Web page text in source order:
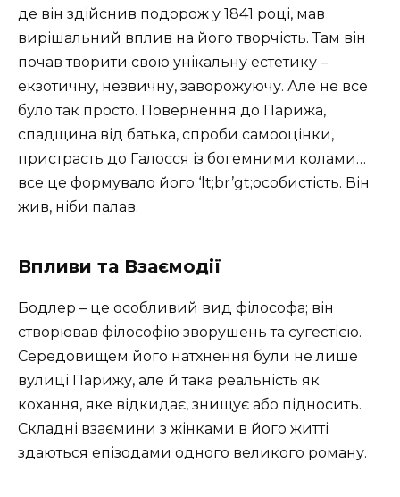
де він здійснив подорож у 1841 році, мав
вирішальний вплив на його творчість. Там він
почав творити свою унікальну естетику –
екзотичну, незвичну, заворожуючу. Але не все
було так просто. Повернення до Парижа,
спадщина від батька, спроби самооцінки,
пристрасть до Галосся із богемними колами…
все це формувало його ‘lt;br’gt;особистість. Він
жив, ніби палав.
Впливи та Взаємодії
Бодлер – це особливий вид філософа; він
створював філософію зворушень та сугестією.
Середовищем його натхнення були не лише
вулиці Парижу, але й така реальність як
кохання, яке відкидає, знищує або підносить.
Складні взаємини з жінками в його житті
здаються епізодами одного великого роману.